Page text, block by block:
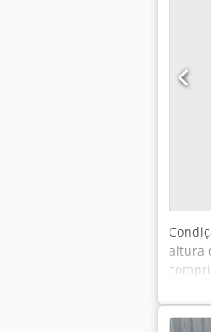
altura